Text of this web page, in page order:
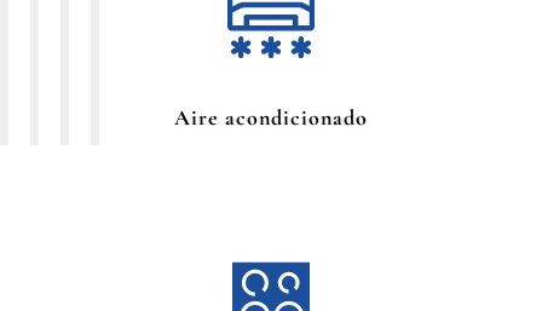
Aire acondicionado